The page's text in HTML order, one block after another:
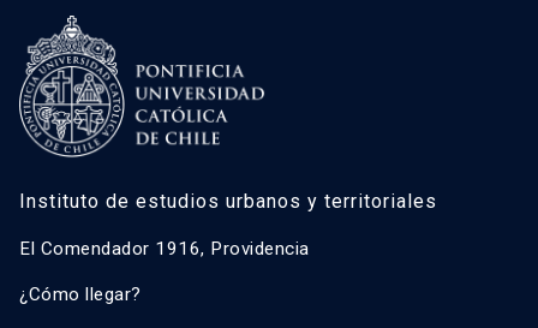
Instituto de estudios urbanos y territoriales
El Comendador 1916, Providencia
¿Cómo llegar?